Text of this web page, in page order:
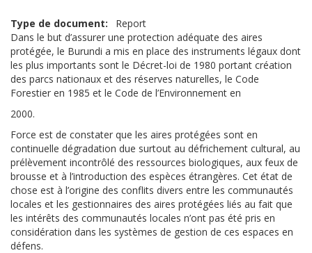
Type de document
Report
Dans le but d’assurer une protection adéquate des aires
protégée, le Burundi a mis en place des instruments légaux dont
les plus importants sont le Décret-loi de 1980 portant création
des parcs nationaux et des réserves naturelles, le Code
Forestier en 1985 et le Code de l’Environnement en
2000.
Force est de constater que les aires protégées sont en
continuelle dégradation due surtout au défrichement cultural, au
prélèvement incontrôlé des ressources biologiques, aux feux de
brousse et à l’introduction des espèces étrangères. Cet état de
chose est à l’origine des conflits divers entre les communautés
locales et les gestionnaires des aires protégées liés au fait que
les intérêts des communautés locales n’ont pas été pris en
considération dans les systèmes de gestion de ces espaces en
défens.